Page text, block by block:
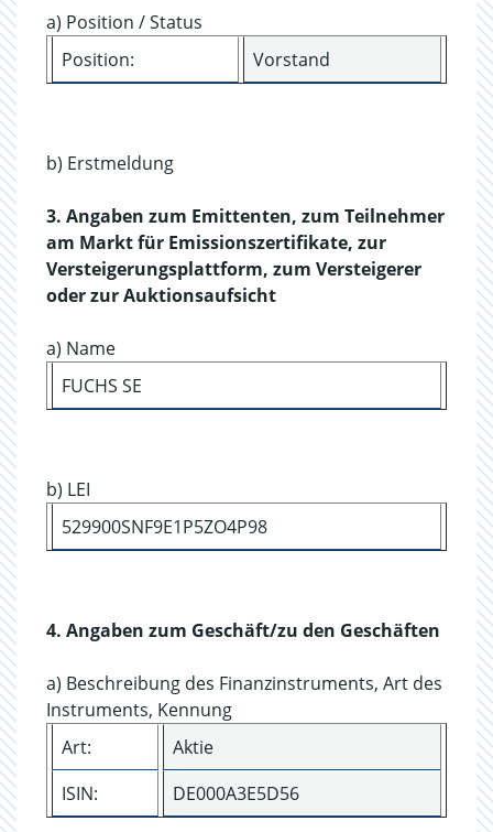
a) Position / Status
Position:
Vorstand
b) Erstmeldung
3. Angaben zum Emittenten, zum Teilnehmer
am Markt für Emissionszertifikate, zur
Versteigerungsplattform, zum Versteigerer
oder zur Auktionsaufsicht
a) Name
FUCHS SE
b) LEI
529900SNF9E1P5ZO4P98
4. Angaben zum Geschäft/zu den Geschäften
a) Beschreibung des Finanzinstruments, Art des
Instruments, Kennung
Art:
Aktie
ISIN:
DE000A3E5D56